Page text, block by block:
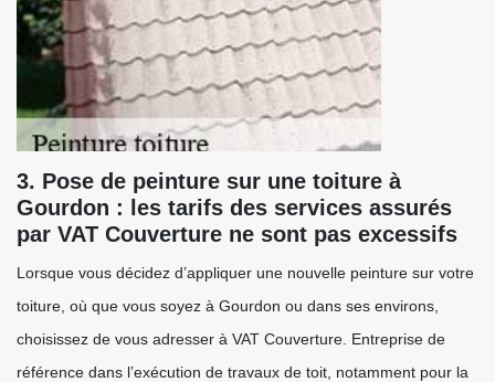
3. Pose de peinture sur une toiture à
Gourdon : les tarifs des services assurés
par VAT Couverture ne sont pas excessifs
Lorsque vous décidez d’appliquer une nouvelle peinture sur votre
toiture, où que vous soyez à Gourdon ou dans ses environs,
choisissez de vous adresser à VAT Couverture. Entreprise de
référence dans l’exécution de travaux de toit, notamment pour la